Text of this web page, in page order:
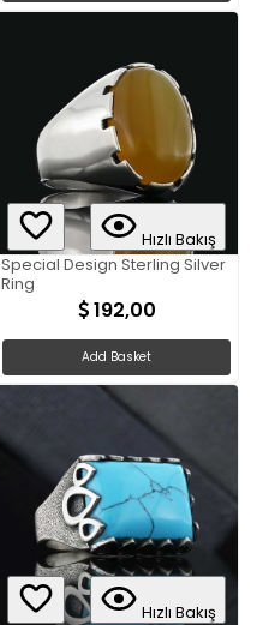
Hızlı Bakış
Special Design Sterling Silver
Ring
192,00
Add Basket
Hızlı Bakış